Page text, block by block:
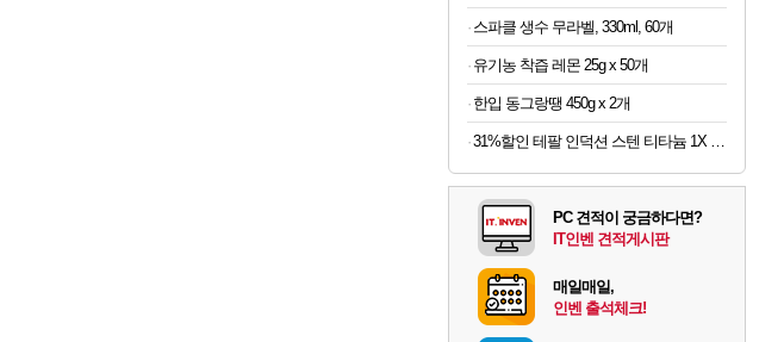
스파클 생수 무라벨, 330ml, 60개
유기농 착즙 레몬 25g x 50개
한입 동그랑땡 450g x 2개
31%할인 테팔 인덕션 스텐 티타늄 1X 디네토 프라이팬 28CM
PC 견적이 궁금하다면?
IT인벤 견적게시판
매일매일,
인벤 출석체크!